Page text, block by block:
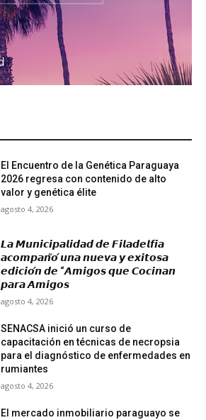
El Encuentro de la Genética Paraguaya
2026 regresa con contenido de alto
valor y genética élite
agosto 4, 2026
𝙇𝙖 𝙈𝙪𝙣𝙞𝙘𝙞𝙥𝙖𝙡𝙞𝙙𝙖𝙙 𝙙𝙚 𝙁𝙞𝙡𝙖𝙙𝙚𝙡𝙛𝙞𝙖
𝙖𝙘𝙤𝙢𝙥𝙖𝙣̃𝙤́ 𝙪𝙣𝙖 𝙣𝙪𝙚𝙫𝙖 𝙮 𝙚𝙭𝙞𝙩𝙤𝙨𝙖
𝙚𝙙𝙞𝙘𝙞𝙤́𝙣 𝙙𝙚 “𝘼𝙢𝙞𝙜𝙤𝙨 𝙦𝙪𝙚 𝘾𝙤𝙘𝙞𝙣𝙖𝙣
𝙥𝙖𝙧𝙖 𝘼𝙢𝙞𝙜𝙤𝙨
agosto 4, 2026
SENACSA inició un curso de
capacitación en técnicas de necropsia
para el diagnóstico de enfermedades en
rumiantes
agosto 4, 2026
El mercado inmobiliario paraguayo se